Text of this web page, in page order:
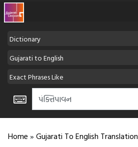
Home » Gujarati To English Translation